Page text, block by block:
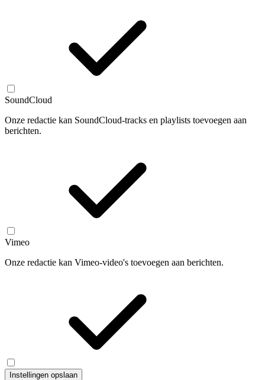
SoundCloud
Onze redactie kan SoundCloud-tracks en playlists toevoegen aan
berichten.
Vimeo
Onze redactie kan Vimeo-video's toevoegen aan berichten.
Instellingen opslaan